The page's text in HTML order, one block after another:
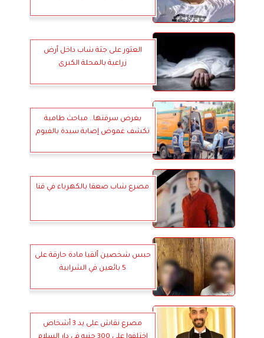
العثور على جثة شاب داخل أرض
زراعية بالمحلة الكبرى
بغرض سرقتها.. مباحث طامية
تكشف غموض إصابة سيدة بالفيوم
مصرع شاب صعقا بالكهرباء في قنا
حبس شخصين ألقيا مادة حارقة على
5 بائعين في الشرابية
مصرع نقاش على يد 3 أشخاص